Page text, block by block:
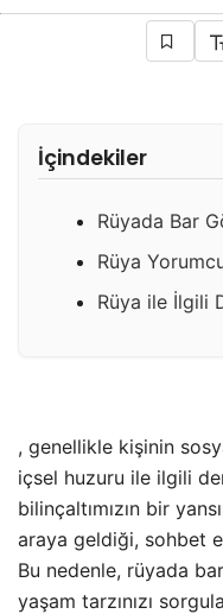
İçindekiler
Rüyada Bar
Rüya
Rüya ile İlgili
, genellikle kişinin
içsel huzuru ile ilgili
bilinçaltımızın bir
araya geldiği, sohbet
Bu nedenle, rüyada
yaşam tarzınızı